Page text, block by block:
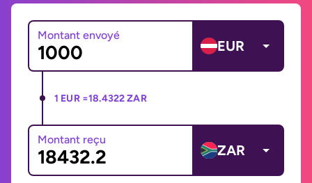
Montant envoyé
EUR
1 EUR =18.4322 ZAR
Montant reçu
ZAR